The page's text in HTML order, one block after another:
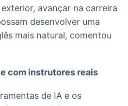
avançar na carreira
desenvolver uma
mais natural, comentou
com instrutores reais
de IA e os